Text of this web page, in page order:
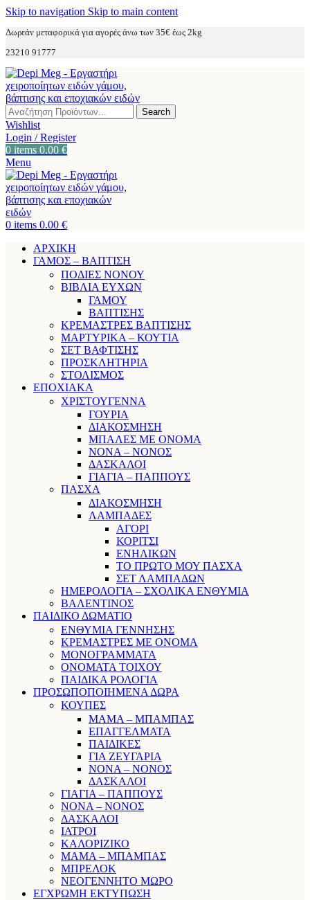
Skip to navigation Skip to main content
Δωρεάν μεταφορικά για αγορές άνω των 35€ έως 2kg
23210 91777
Search
Wishlist
Login / Register
0 items 0.00 €
Menu
0 items 0.00 €
ΑΡΧΙΚΗ
ΓΑΜΟΣ – ΒΑΠΤΙΣΗ
ΠΟΔΙΕΣ ΝΟΝΟΥ
ΒΙΒΛΙΑ ΕΥΧΩΝ
ΓΑΜΟΥ
ΒΑΠΤΙΣΗΣ
ΚΡΕΜΑΣΤΡΕΣ ΒΑΠΤΙΣΗΣ
ΜΑΡΤΥΡΙΚΑ – ΚΟΥΤΙΑ
ΣΕΤ ΒΑΦΤΙΣΗΣ
ΠΡΟΣΚΛΗΤΗΡΙΑ
ΣΤΟΛΙΣΜΟΣ
ΕΠΟΧΙΑΚΑ
ΧΡΙΣΤΟΥΓΕΝΝΑ
ΓΟΥΡΙΑ
ΔΙΑΚΟΣΜΗΣΗ
ΜΠΑΛΕΣ ΜΕ ΟΝΟΜΑ
ΝΟΝΑ – ΝΟΝΟΣ
ΔΑΣΚΑΛΟΙ
ΓΙΑΓΙΑ – ΠΑΠΠΟΥΣ
ΠΑΣΧΑ
ΔΙΑΚΟΣΜΗΣΗ
ΛΑΜΠΑΔΕΣ
ΑΓΟΡΙ
ΚΟΡΙΤΣΙ
ΕΝΗΛΙΚΩΝ
ΤΟ ΠΡΩΤΟ ΜΟΥ ΠΑΣΧΑ
ΣΕΤ ΛΑΜΠΑΔΩΝ
ΗΜΕΡΟΛΟΓΙΑ – ΣΧΟΛΙΚΑ ΕΝΘΥΜΙΑ
ΒΑΛΕΝΤΙΝΟΣ
ΠΑΙΔΙΚΟ ΔΩΜΑΤΙΟ
ΕΝΘΥΜΙΑ ΓΕΝΝΗΣΗΣ
ΚΡΕΜΑΣΤΡΕΣ ΜΕ ΟΝΟΜΑ
ΜΟΝΟΓΡΑΜΜΑΤΑ
ΟΝΟΜΑΤΑ ΤΟΙΧΟΥ
ΠΑΙΔΙΚΑ ΡΟΛΟΓΙΑ
ΠΡΟΣΩΠΟΠΟΙΗΜΕΝΑ ΔΩΡΑ
ΚΟΥΠΕΣ
ΜΑΜΑ – ΜΠΑΜΠΑΣ
ΕΠΑΓΓΕΛΜΑΤΑ
ΠΑΙΔΙΚΕΣ
ΓΙΑ ΖΕΥΓΑΡΙΑ
ΝΟΝΑ – ΝΟΝΟΣ
ΔΑΣΚΑΛΟΙ
ΓΙΑΓΙΑ – ΠΑΠΠΟΥΣ
ΝΟΝΑ – ΝΟΝΟΣ
ΔΑΣΚΑΛΟΙ
ΙΑΤΡΟΙ
ΚΑΛΟΡΙΖΙΚΟ
ΜΑΜΑ – ΜΠΑΜΠΑΣ
ΜΠΡΕΛΟΚ
ΝΕΟΓΕΝΝΗΤΟ ΜΩΡΟ
ΕΓΧΡΩΜΗ ΕΚΤΥΠΩΣΗ